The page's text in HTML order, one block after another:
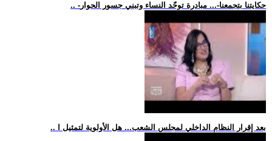
.. -حكايتنا بتجمعنا-... مبادرة توحّد النساء وتبني جسور الحوار
.. بعد إقرار النظام الداخلي لمجلس الشعب... هل الأولوية لتمثيل ا